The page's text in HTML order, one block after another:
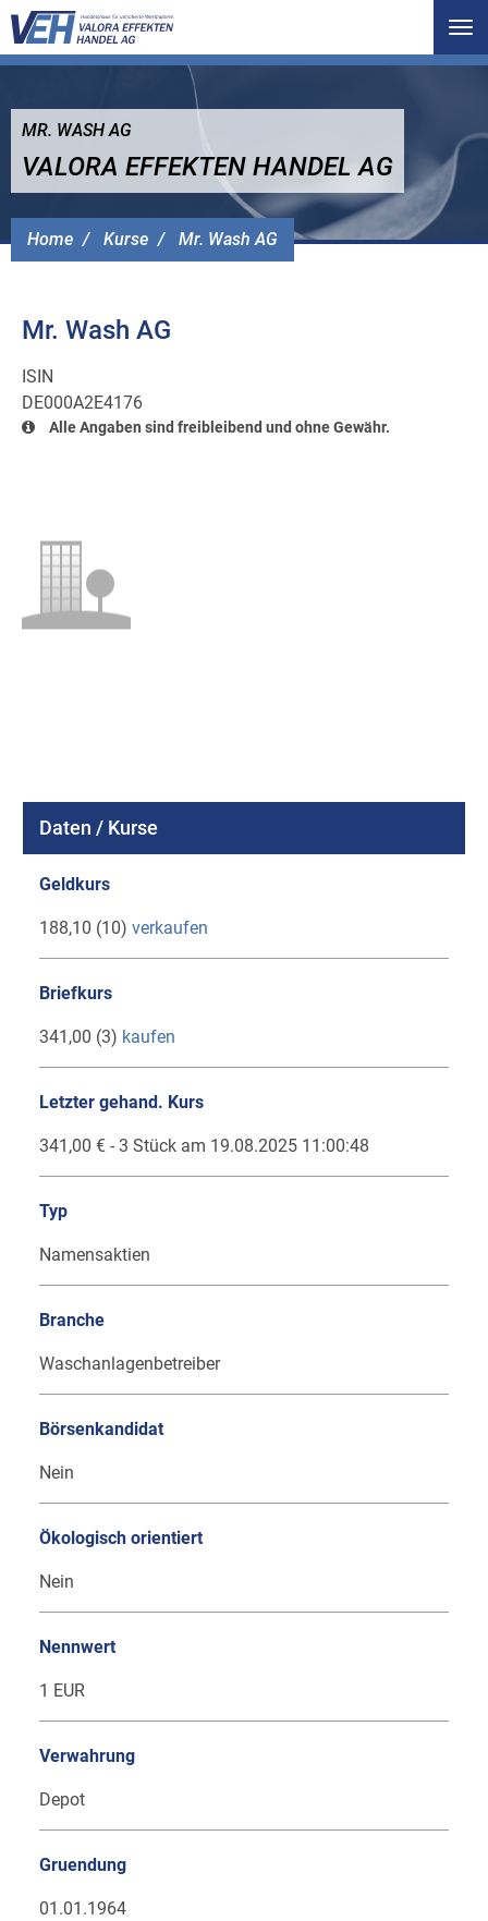
Home Kurse Mr. Wash AG
MR. WASH AG
VALORA EFFEKTEN HANDEL AG
Mr. Wash AG
ISIN
DE000A2E4176
Alle Angaben sind freibleibend und ohne Gewähr.
Daten / Kurse
Geldkurs
188,10 (10) verkaufen
Briefkurs
341,00 (3) kaufen
Letzter gehand. Kurs
341,00 € - 3 Stück am 19.08.2025 11:00:48
Typ
Namensaktien
Branche
Waschanlagenbetreiber
Börsenkandidat
Nein
Ökologisch orientiert
Nein
Nennwert
1 EUR
Verwahrung
Depot
Gruendung
01.01.1964